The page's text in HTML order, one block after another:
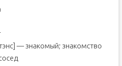
— знакомый; знакомство